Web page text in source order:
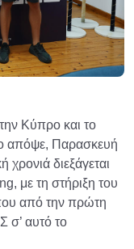
Κύπρο και το
απόψε, Παρασκευή
διεξάγεται
με τη στήριξη του
από την πρώτη
σ’ αυτό το